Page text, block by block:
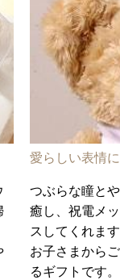
愛らしい表情
つぶらな瞳と
癒し、祝電メ
スしてくれます
お子さまから
るギフトです。